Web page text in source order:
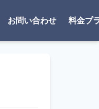
お問い合わせ 料金プ